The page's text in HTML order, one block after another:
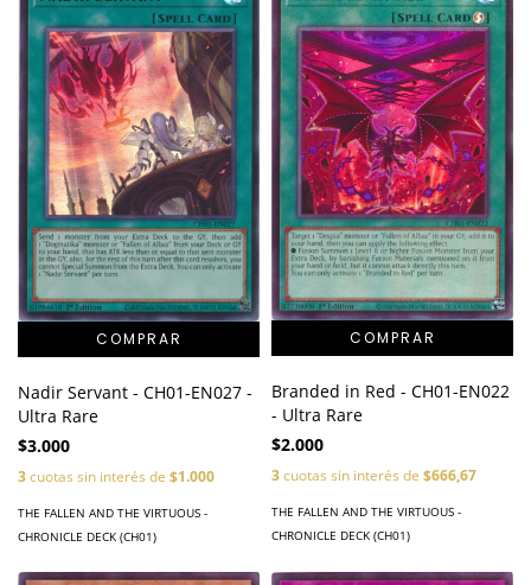
Nadir Servant - CH01-EN027 -
Ultra Rare
$3.000
3cuotas sin interés de $1.000
THE FALLEN AND THE VIRTUOUS -
CHRONICLE DECK (CH01)
Branded in Red - CH01-EN022
- Ultra Rare
$2.000
3cuotas sin interés de $666,67
THE FALLEN AND THE VIRTUOUS -
CHRONICLE DECK (CH01)